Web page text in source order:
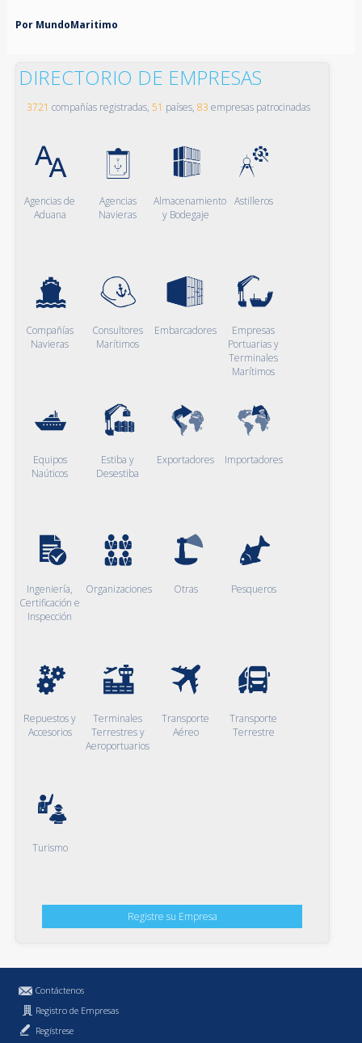
Por MundoMaritimo
DIRECTORIO DE EMPRESAS
3721 compañías registradas, 51 países, 83 empresas patrocinadas
Agencias de
Aduana
Agencias
Navieras
Almacenamiento
y Bodegaje
Astilleros
Compañías
Navieras
Consultores
Marítimos
Embarcadores
Empresas
Portuarias y
Terminales
Marítimos
Equipos
Naúticos
Estiba y
Desestiba
Exportadores Importadores
Ingeniería,
Certificación e
Inspección
Organizaciones Otras Pesqueros
Repuestos y
Accesorios
Terminales
Terrestres y
Aeroportuarios
Transporte
Aéreo
Transporte
Terrestre
Turismo
Registre su Empresa
Contáctenos
Registro de Empresas
Regístrese